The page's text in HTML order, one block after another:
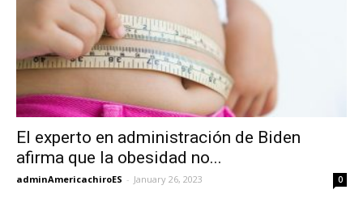
El experto en administración de Biden
afirma que la obesidad no...
adminAmericachiroES - January 26, 2023 0